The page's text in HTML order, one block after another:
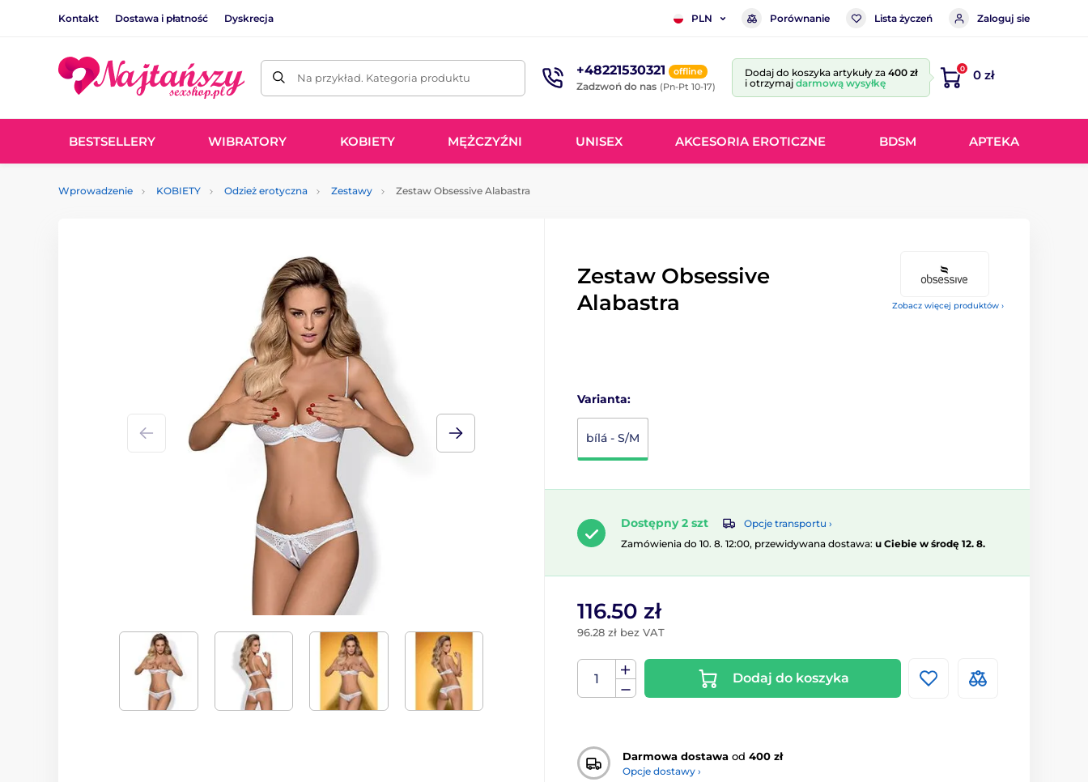
Kontakt Dostawa i płatność Dyskrecja PLN Porównanie Lista życzeń Zaloguj sie
Na przykład. Kategoria produktu +48221530321 offline
Zadzwoń do nas (Pn-Pt 10-17)
Dodaj do koszyka artykuły za 400 zł
i otrzymaj darmową wysyłkę
0 0 zł
BESTSELLERY WIBRATORY KOBIETY MĘŻCZYŹNI UNISEX AKCESORIA EROTICZNE BDSM APTEKA
Wprowadzenie KOBIETY Odzież erotyczna Zestawy Zestaw Obsessive Alabastra
Zobacz więcej produktów ›
Zestaw Obsessive
Alabastra
Varianta:
bílá - S/M
Dostępny 2 szt
Opcje transportu ›
Zamówienia do 10. 8. 12:00, przewidywana dostawa: u Ciebie w środę 12. 8.
116.50 zł
96.28 zł bez VAT
Dodaj do koszyka
Darmowa dostawa od 400 zł
Opcje dostawy ›